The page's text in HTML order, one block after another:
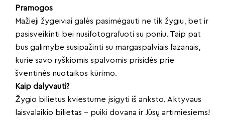
Pramogos
Mažieji žygeiviai galės pasimėgauti ne tik žygiu, bet ir
pasisveikinti bei nusifotografuoti su poniu. Taip pat
bus galimybė susipažinti su margaspalviais fazanais,
kurie savo ryškiomis spalvomis prisidės prie
šventinės nuotaikos kūrimo.
Kaip dalyvauti?
Žygio bilietus kviestume įsigyti iš anksto. Aktyvaus
laisvalaikio bilietas – puiki dovana ir Jūsų artimiesiems!